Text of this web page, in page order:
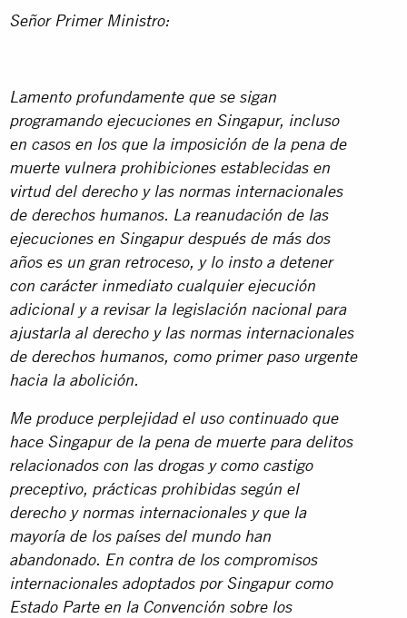
Señor Primer Ministro:
Lamento profundamente que se sigan
programando ejecuciones en Singapur, incluso
en casos en los que la imposición de la pena de
muerte vulnera prohibiciones establecidas en
virtud del derecho y las normas internacionales
de derechos humanos. La reanudación de las
ejecuciones en Singapur después de más dos
años es un gran retroceso, y lo insto a detener
con carácter inmediato cualquier ejecución
adicional y a revisar la legislación nacional para
ajustarla al derecho y las normas internacionales
de derechos humanos, como primer paso urgente
hacia la abolición.
Me produce perplejidad el uso continuado que
hace Singapur de la pena de muerte para delitos
relacionados con las drogas y como castigo
preceptivo, prácticas prohibidas según el
derecho y normas internacionales y que la
mayoría de los países del mundo han
abandonado. En contra de los compromisos
internacionales adoptados por Singapur como
Estado Parte en la Convención sobre los